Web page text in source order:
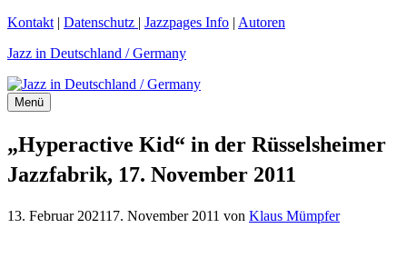
Zum
springen
Kontakt | Datenschutz | Jazzpages Info | Autoren
Jazz in Deutschland / Germany
Menü
„Hyperactive Kid“ in der Rüsselsheimer
Jazzfabrik, 17. November 2011
13. Februar 202117. November 2011 von Klaus Mümpfer